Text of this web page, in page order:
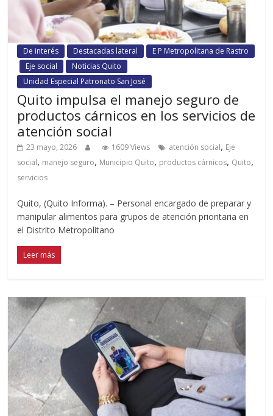
De interés Destacadas lateral
E P Metropolitana de Rastro
Eje social
Noticias Quito
Unidad Especial Patronato San José
Quito impulsa el manejo seguro de
productos cárnicos en los servicios de
atención social
23 mayo, 2026 1609 Views atención social, Eje
social, manejo seguro, Municipio Quito, productos cárnicos, Quito,
servicios
Quito, (Quito Informa). – Personal encargado de preparar y
manipular alimentos para grupos de atención prioritaria en
el Distrito Metropolitano
Leer más